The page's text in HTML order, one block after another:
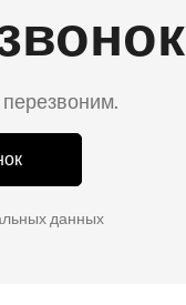
данных